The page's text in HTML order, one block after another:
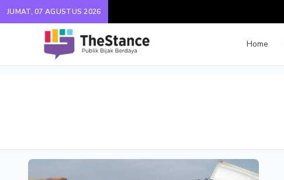
JUMAT, 07 AGUSTUS 2026
Home